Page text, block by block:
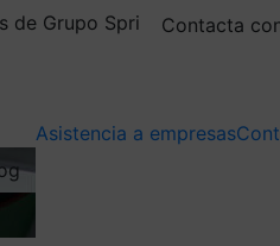
de Grupo Spri
Contacta
Asistencia a empresas